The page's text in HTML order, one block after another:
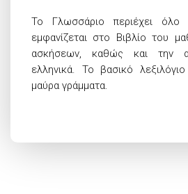
Το Γλωσσάριο περιέχει όλο
εμφανίζεται στο Βιβλίο του
ασκήσεων, καθώς και την
ελληνικά. Το βασικό
μαύρα γράμματα.